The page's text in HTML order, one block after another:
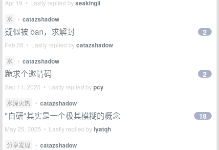
Apr 19 • Lastly replied byseakingii
水 • catazshadow
疑似被 ban，求解封
Feb 28 • Lastly replied bycatazshadow
2
水 • catazshadow
跪求个邀请码
Sep 11, 2025 • Lastly replied bypcy
2
水深火热 • catazshadow
"自研"其实是一个极其模糊的概念
May 25, 2025 • Lastly replied bylyatqh
18
分享发现 • catazshadow